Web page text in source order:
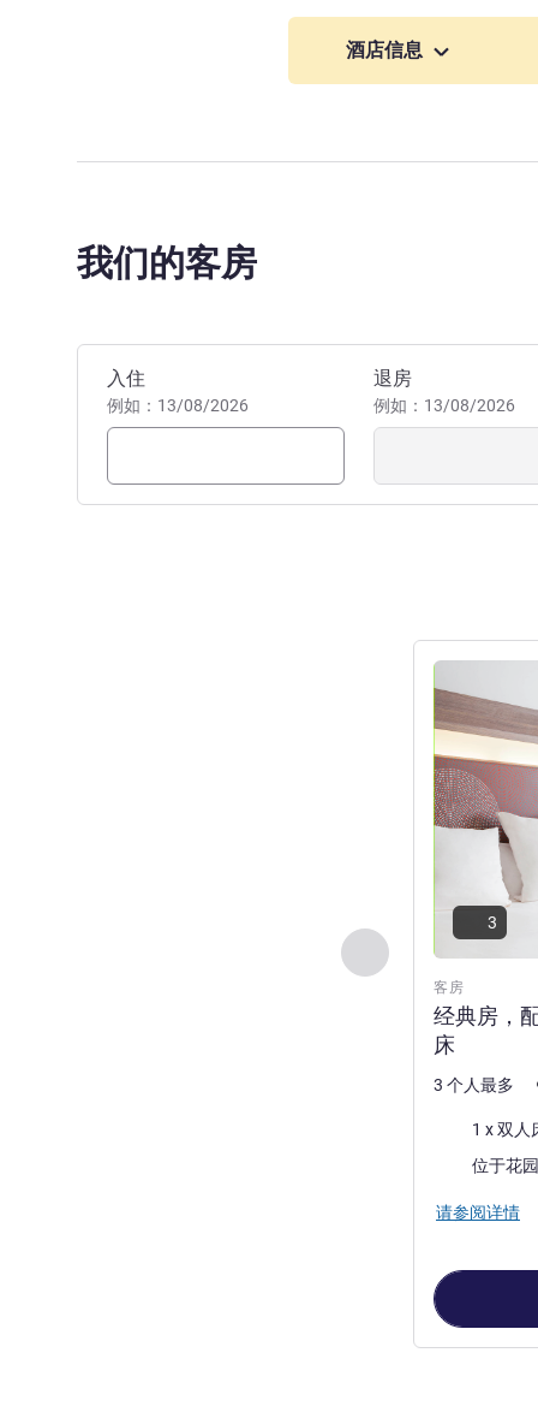
充分利用您的商务差旅或休
尔夫球场享受挥杆乐趣。使
拼盘与鲜酿啤酒，为一天画
园林式花园，共度美好时光
酒店信息
我们的客房
预订此酒店
入住
例如：13/08/2026
退房
例如：13/08/2026
上一个 - 客房
客房
经典房，
床
请参阅详情
3
3 个人最多
床上用品
请参阅详情